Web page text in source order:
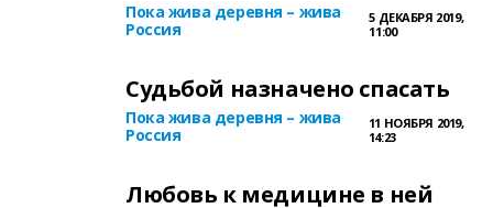
Пока жива деревня – жива
Россия
5 ДЕКАБРЯ 2019,
11:00
Судьбой назначено спасать
Пока жива деревня – жива
Россия
11 НОЯБРЯ 2019,
14:23
Любовь к медицине в ней